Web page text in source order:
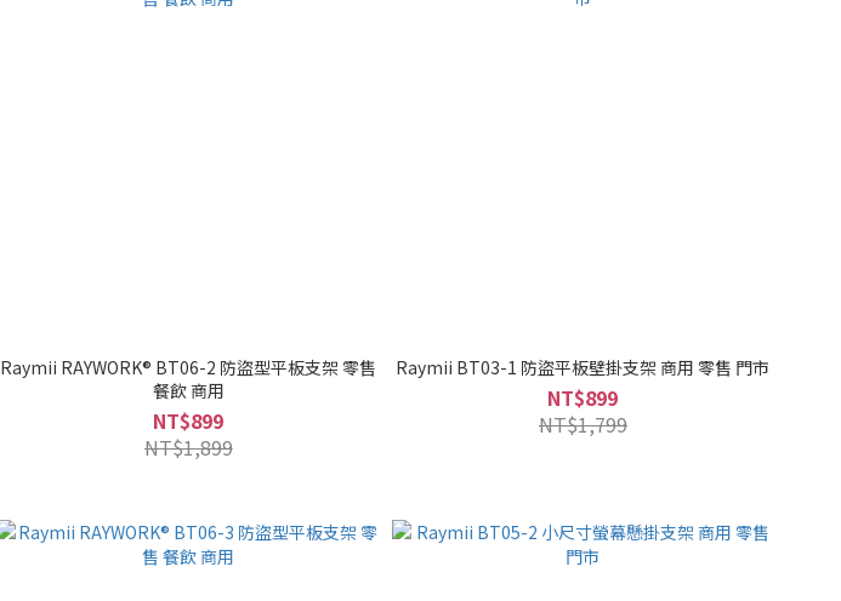
Raymii RAYWORK® BT06-2 防盜型平板支架 零售
餐飲 商用
NT$899
NT$1,899
Raymii BT03-1 防盜平板壁掛支架 商用 零售 門市
NT$899
NT$1,799